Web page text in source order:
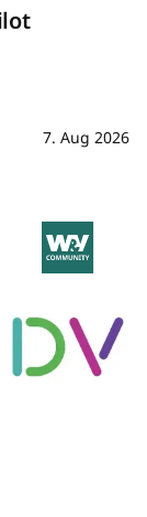
7. Aug 2026